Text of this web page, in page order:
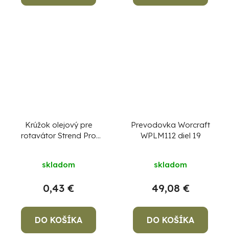
Krúžok olejový pre
rotavátor Strend Pro
skladom
0,43 €
DO KOŠÍKA
Prevodovka Worcraft
WPLM112 diel 19
skladom
49,08 €
DO KOŠÍKA